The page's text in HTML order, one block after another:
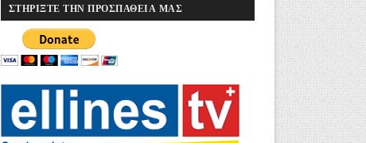
ΣΤΗΡΙΞΤΕ ΤΗΝ ΠΡΟΣΠΑΘΕΙΑ ΜΑΣ